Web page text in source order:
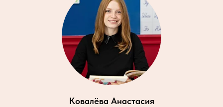
Ковалёва Анастасия